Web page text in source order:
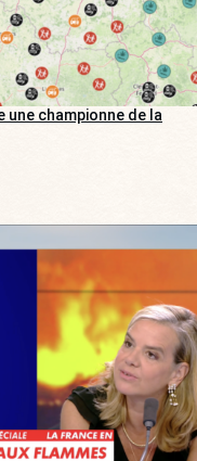
une championne de la